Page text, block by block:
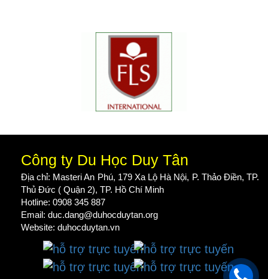
Công ty Du Học Duy Tân
Địa chỉ: Masteri An Phú, 179 Xa Lộ Hà Nội, P. Thảo Điền, TP.
Thủ Đức ( Quận 2), TP. Hồ Chí Minh
Hotline: 0908 345 887
Email: duc.dang@duhocduytan.org
Website: duhocduytan.vn